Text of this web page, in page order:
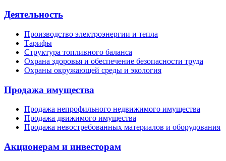
Деятельность
Производство электроэнергии и тепла
Тарифы
Структура топливного баланса
Охрана здоровья и обеспечение безопасности труда
Охраны окружающей среды и экология
Продажа имущества
Продажа непрофильного недвижимого имущества
Продажа движимого имущества
Продажа невостребованных материалов и оборудования
Акционерам и инвесторам